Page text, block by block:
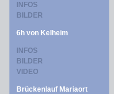
INFOS
BILDER
6h von Kelheim
INFOS
BILDER
VIDEO
Brückenlauf Mariaort